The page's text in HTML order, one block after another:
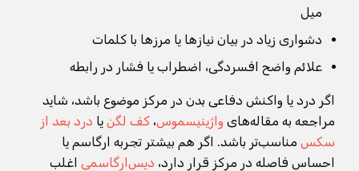
میل
دشواری زیاد در بیان نیازها یا مرزها با کلمات
علائم واضح افسردگی، اضطراب یا فشار در رابطه
اگر درد یا واکنش دفاعی بدن در مرکز موضوع باشد، شاید
مراجعه به مقاله‌های واژینیسموس، کف لگن یا درد بعد از
سکس مناسب‌تر باشد. اگر هم بیشتر تجربه ارگاسم یا
احساس فاصله در مرکز قرار دارد، دیس‌ارگاسمی اغلب